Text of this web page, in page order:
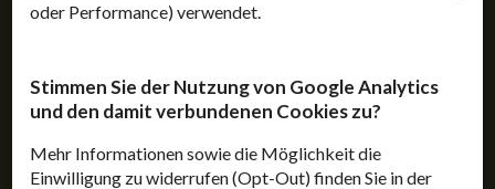
oder Performance) verwendet.
Stimmen Sie der Nutzung von Google Analytics
und den damit verbundenen Cookies zu?
Mehr Informationen sowie die Möglichkeit die
Einwilligung zu widerrufen (Opt-Out) finden Sie in der